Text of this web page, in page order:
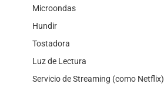
Microondas
Hundir
Tostadora
Luz de Lectura
Servicio de Streaming (como Netflix)